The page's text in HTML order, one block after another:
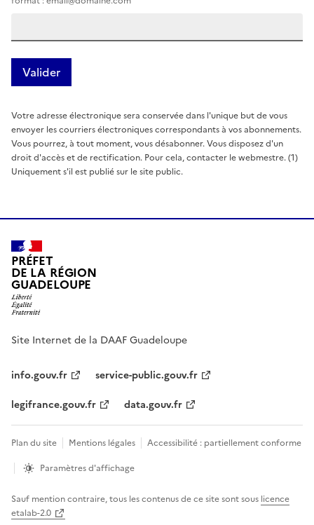
Votre adresse électronique sera conservée dans l'unique but de vous
envoyer les courriers électroniques correspondants à vos abonnements.
Vous pourrez, à tout moment, vous désabonner. Vous disposez d'un
droit d'accès et de rectification. Pour cela, contacter le webmestre. (1)
Uniquement s'il est publié sur le site public.
PRÉFET
DE LA RÉGION
GUADELOUPE
Site Internet de la DAAF Guadeloupe
info.gouv.fr
service-public.gouv.fr
legifrance.gouv.fr
data.gouv.fr
Plan du site Mentions légales
Accessibilité : partiellement conforme
Paramètres d'affichage
Sauf mention contraire, tous les contenus de ce site sont sous licence
etalab-2.0